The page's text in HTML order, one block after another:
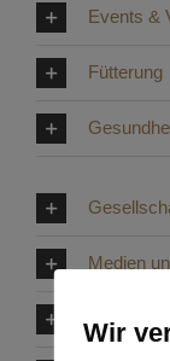
Events &
Fütterung
Medien
Wir